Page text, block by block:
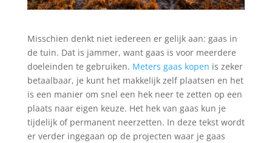
Misschien denkt niet iedereen er gelijk aan: gaas in
de tuin. Dat is jammer, want gaas is voor meerdere
doeleinden te gebruiken. Meters gaas kopen is zeker
betaalbaar, je kunt het makkelijk zelf plaatsen en het
is een manier om snel een hek neer te zetten op een
plaats naar eigen keuze. Het hek van gaas kun je
tijdelijk of permanent neerzetten. In deze tekst wordt
er verder ingegaan op de projecten waar je gaas